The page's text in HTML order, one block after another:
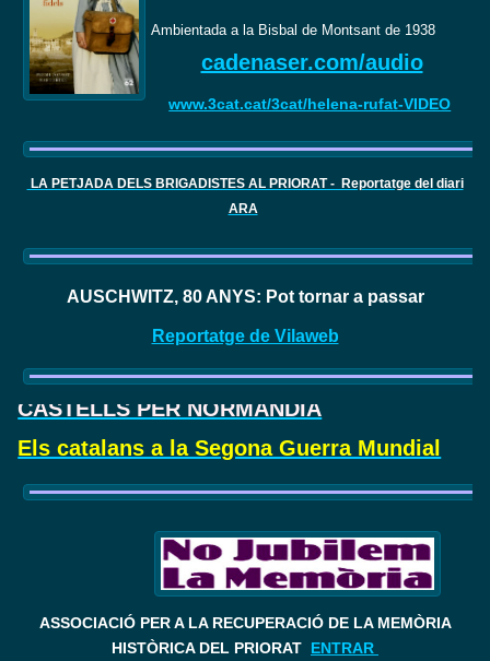
Ambientada a la Bisbal de Montsant de 1938
cadenaser.com/audio
www.3cat.cat/3cat/helena-rufat-VIDEO
LA PETJADA DELS BRIGADISTES AL PRIORAT - Reportatge del diari
ARA
AUSCHWITZ, 80 ANYS: Pot tornar a passar
Reportatge de Vilaweb
CASTELLS PER NORMANDIA
Els catalans a la Segona Guerra Mundial
ASSOCIACIÓ PER A LA RECUPERACIÓ DE LA MEMÒRIA
HISTÒRICA DEL PRIORAT ENTRAR